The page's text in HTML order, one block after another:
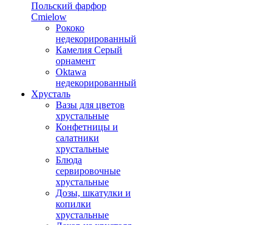
Польский фарфор
Сmielow
Рококо
недекорированный
Камелия Серый
орнамент
Oktawa
недекорированный
Хрусталь
Вазы для цветов
хрустальные
Конфетницы и
салатники
хрустальные
Блюда
сервировочные
хрустальные
Дозы, шкатулки и
копилки
хрустальные